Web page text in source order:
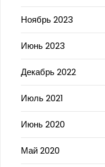
Ноябрь 2023
Июнь 2023
Декабрь 2022
Июль 2021
Июнь 2020
Май 2020